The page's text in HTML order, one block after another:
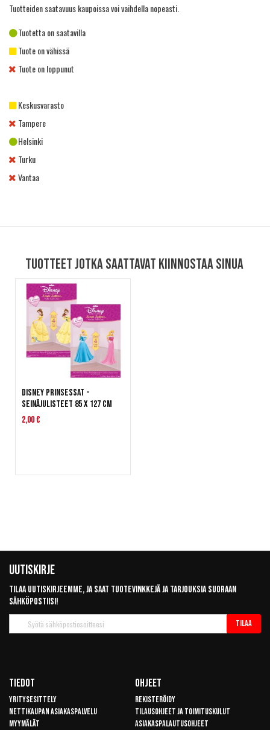
Tuotteiden saatavuus kaupoissa voi vaihdella nopeasti.
Tuotetta on saatavilla
Tuote on vähissä
Tuote on loppunut
Keskusvarasto
Tampere
Helsinki
Turku
Vantaa
Tuotteet jotka saattavat kiinnostaa sinua
Disney Prinsessat -
seinäjulisteet 85 x 127 cm
2,00 €
Uutiskirje
Tilaa uutiskirjeemme, ja saat tuotevinkkejä ja tarjouksia suoraan
sähköpostiisi!
uutiskirje
Tilaa
Tiedot
Yritysesittely
Nettikaupan asiakaspalvelu
Myymälät
Ohjeet
Rekisteröidy
Tilausohjeet ja toimituskulut
Asiakaspalautusohjeet